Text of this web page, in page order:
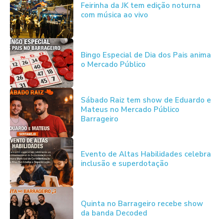
Feirinha da JK tem edição noturna
com música ao vivo
Bingo Especial de Dia dos Pais anima
o Mercado Público
Sábado Raiz tem show de Eduardo e
Mateus no Mercado Público
Barrageiro
Evento de Altas Habilidades celebra
inclusão e superdotação
Quinta no Barrageiro recebe show
da banda Decoded